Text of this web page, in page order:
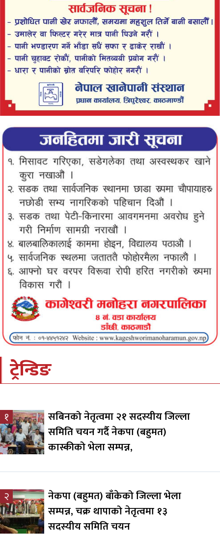
ट्रेन्डिङ
१
सबिनको नेतृत्वमा २१ सदस्यीय जिल्ला
समिति चयन गर्दै नेकपा (बहुमत)
कास्कीको भेला सम्पन्न,
२
नेकपा (बहुमत) बाँकेको जिल्ला भेला
सम्पन्न, चक्र थापाको नेतृत्वमा १३
सदस्यीय समिति चयन